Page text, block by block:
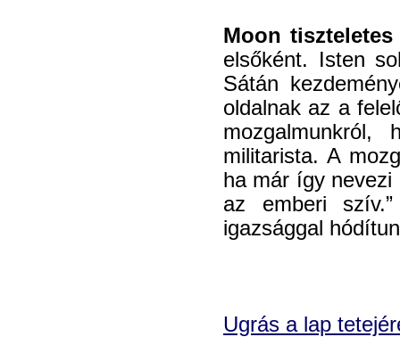
Moon
elsőként. Isten
Sátán
oldalnak az a
militarista. A
ha már így nevezi
az emberi
igazsággal
Ugrás a lap